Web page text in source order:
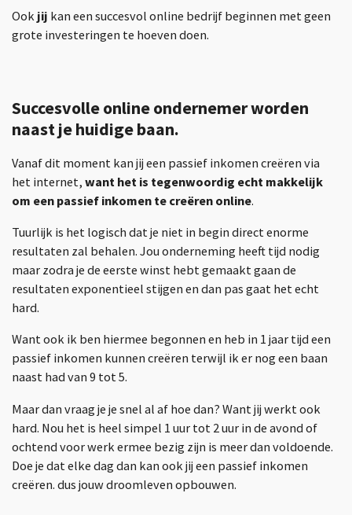
Ook jij kan een succesvol online bedrijf beginnen met geen
grote investeringen te hoeven doen.
Succesvolle online ondernemer worden
naast je huidige baan.
Vanaf dit moment kan jij een passief inkomen creëren via
het internet, want het is tegenwoordig echt makkelijk
om een passief inkomen te creëren online.
Tuurlijk is het logisch dat je niet in begin direct enorme
resultaten zal behalen. Jou onderneming heeft tijd nodig
maar zodra je de eerste winst hebt gemaakt gaan de
resultaten exponentieel stijgen en dan pas gaat het echt
hard.
Want ook ik ben hiermee begonnen en heb in 1 jaar tijd een
passief inkomen kunnen creëren terwijl ik er nog een baan
naast had van 9 tot 5.
Maar dan vraag je je snel al af hoe dan? Want jij werkt ook
hard. Nou het is heel simpel 1 uur tot 2 uur in de avond of
ochtend voor werk ermee bezig zijn is meer dan voldoende.
Doe je dat elke dag dan kan ook jij een passief inkomen
creëren. dus jouw droomleven opbouwen.